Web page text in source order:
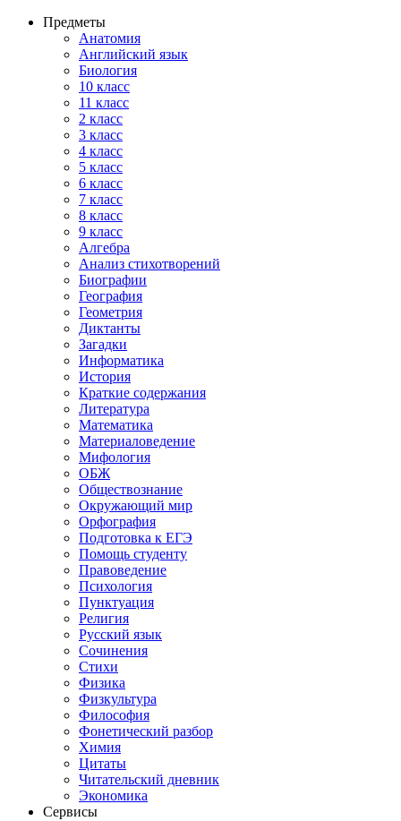
Предметы
Анатомия
Английский язык
Биология
10 класс
11 класс
2 класс
3 класс
4 класс
5 класс
6 класс
7 класс
8 класс
9 класс
Алгебра
Анализ стихотворений
Биографии
География
Геометрия
Диктанты
Загадки
Информатика
История
Краткие содержания
Литература
Математика
Материаловедение
Мифология
ОБЖ
Обществознание
Окружающий мир
Орфография
Подготовка к ЕГЭ
Помощь студенту
Правоведение
Психология
Пунктуация
Религия
Русский язык
Сочинения
Стихи
Физика
Физкультура
Философия
Фонетический разбор
Химия
Цитаты
Читательский дневник
Экономика
Сервисы